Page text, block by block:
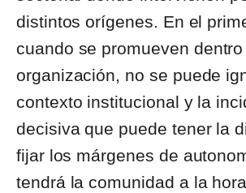
distintos orígenes. En el
cuando se promueven
organización, no se puede
contexto institucional y la
decisiva que puede tener la
fijar los márgenes de
tendrá la comunidad a la